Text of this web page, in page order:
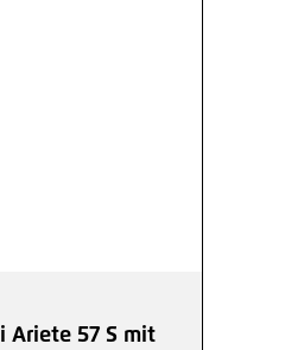
Ariete 57 S mit